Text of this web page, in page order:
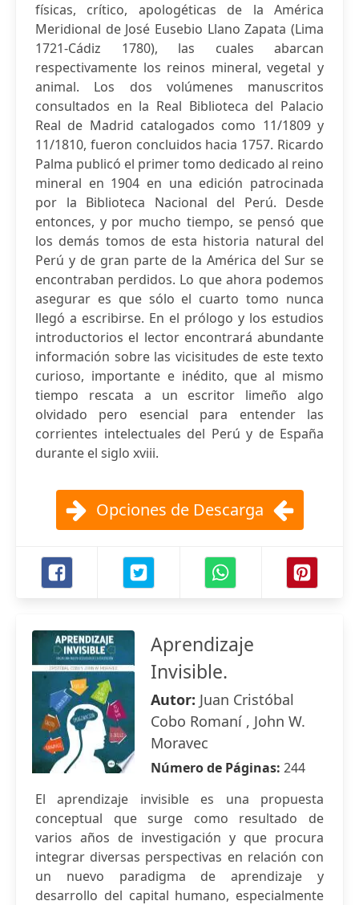
físicas, crítico, apologéticas de la América
Meridional de José Eusebio Llano Zapata (Lima
1721-Cádiz 1780), las cuales abarcan
respectivamente los reinos mineral, vegetal y
animal. Los dos volúmenes manuscritos
consultados en la Real Biblioteca del Palacio
Real de Madrid catalogados como 11/1809 y
11/1810, fueron concluidos hacia 1757. Ricardo
Palma publicó el primer tomo dedicado al reino
mineral en 1904 en una edición patrocinada
por la Biblioteca Nacional del Perú. Desde
entonces, y por mucho tiempo, se pensó que
los demás tomos de esta historia natural del
Perú y de gran parte de la América del Sur se
encontraban perdidos. Lo que ahora podemos
asegurar es que sólo el cuarto tomo nunca
llegó a escribirse. En el prólogo y los estudios
introductorios el lector encontrará abundante
información sobre las vicisitudes de este texto
curioso, importante e inédito, que al mismo
tiempo rescata a un escritor limeño algo
olvidado pero esencial para entender las
corrientes intelectuales del Perú y de España
durante el siglo xviii.
Opciones de Descarga
Aprendizaje
Invisible.
Autor: Juan Cristóbal
Cobo Romaní , John W.
Moravec
Número de Páginas: 244
El aprendizaje invisible es una propuesta
conceptual que surge como resultado de
varios años de investigación y que procura
integrar diversas perspectivas en relación con
un nuevo paradigma de aprendizaje y
desarrollo del capital humano, especialmente